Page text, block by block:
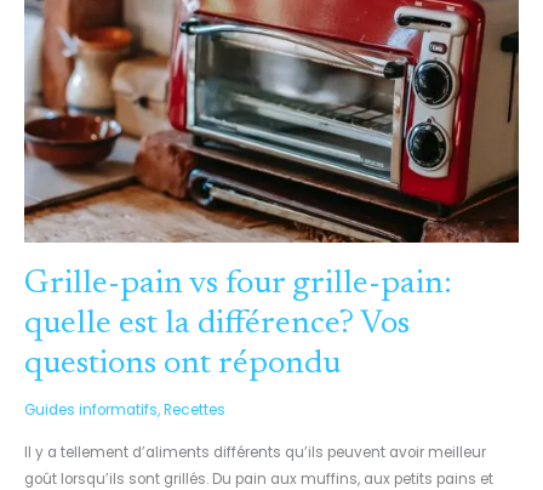
Grille-pain vs four grille-pain:
quelle est la différence? Vos
questions ont répondu
Guides informatifs,Recettes
Il y a tellement d’aliments différents qu’ils peuvent avoir meilleur
goût lorsqu’ils sont grillés. Du pain aux muffins, aux petits pains et
ONT
RÉPONDU